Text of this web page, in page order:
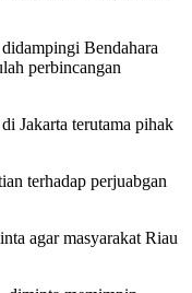
Bendahara
perbincangan
Jakarta terutama pihak
terhadap perjuabgan
agar masyarakat Riau